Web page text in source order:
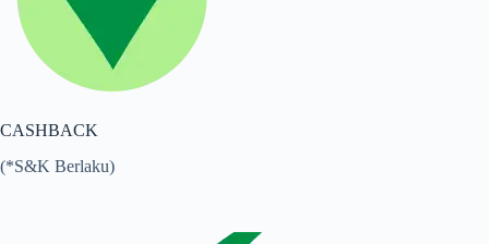
CASHBACK
(*S&K Berlaku)